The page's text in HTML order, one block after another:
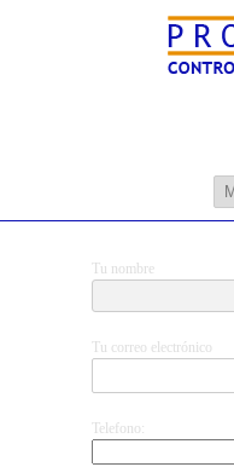
Tu nombre
Tu correo electrónico
Telefono: